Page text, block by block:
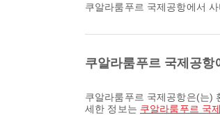
쿠알라룸푸르 국제공항에서
쿠알라룸푸르 국제공
쿠알라룸푸르 국제공항은(는) 환전 서비스, 대기실, 셔틀버스을 비롯해 다양한 편의시설을 제공하여 여행 경험을 더욱 편안하게 만들어줍니다. 시설 및 터미널 배치도에 대한 자
세한 정보는 쿠알라룸푸르 국